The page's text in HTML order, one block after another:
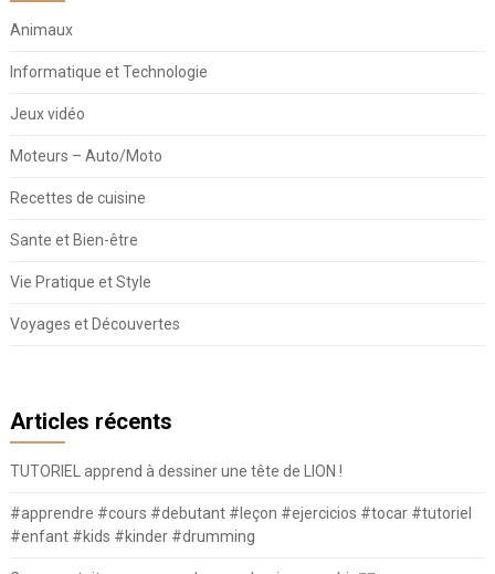
Animaux
Informatique et Technologie
Jeux vidéo
Moteurs – Auto/Moto
Recettes de cuisine
Sante et Bien-être
Vie Pratique et Style
Voyages et Découvertes
Articles récents
TUTORIEL apprend à dessiner une tête de LION !
#apprendre #cours #debutant #leçon #ejercicios #tocar #tutoriel
#enfant #kids #kinder #drumming